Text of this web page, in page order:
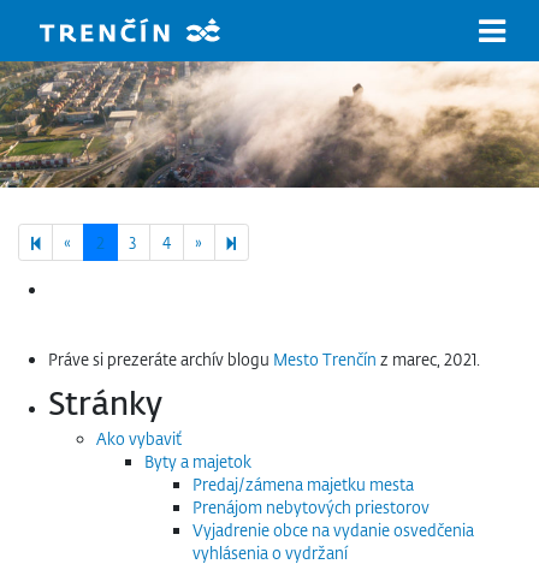
« Previous page
2 3 4 » Next page
8
Práve si prezeráte archív blogu Mesto Trenčín z marec, 2021.
Stránky
Ako vybaviť
Byty a majetok
Predaj/zámena majetku mesta
Prenájom nebytových priestorov
Vyjadrenie obce na vydanie osvedčenia
vyhlásenia o vydržaní